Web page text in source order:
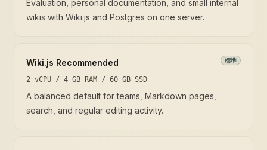
Evaluation, personal documentation, and small internal
wikis with Wiki.js and Postgres on one server.
Wiki.js Recommended 標準
2 vCPU / 4 GB RAM / 60 GB SSD
A balanced default for teams, Markdown pages,
search, and regular editing activity.